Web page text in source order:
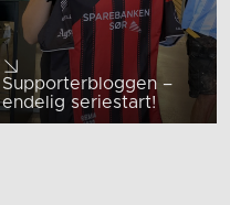
Supporterbloggen –
endelig seriestart!